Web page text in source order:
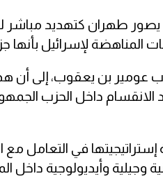
طهران كتهديد مباشر
المناهضة لإسرائيل
عومير بن يعقوب، إلى أن
الانقسام داخل الحزب
في التعامل مع
وأيديولوجية داخل